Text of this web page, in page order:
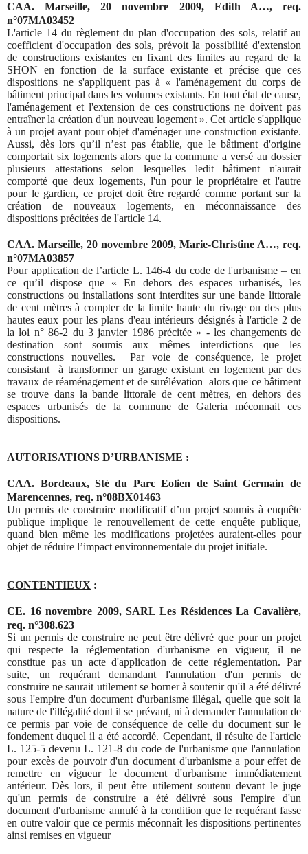
CAA. Marseille, 20 novembre 2009, Edith A…, req.
n°07MA03452
L'article 14 du règlement du plan d'occupation des sols, relatif au
coefficient d'occupation des sols, prévoit la possibilité d'extension
de constructions existantes en fixant des limites au regard de la
SHON en fonction de la surface existante et précise que ces
dispositions ne s'appliquent pas à « l'aménagement du corps de
bâtiment principal dans les volumes existants. En tout état de cause,
l'aménagement et l'extension de ces constructions ne doivent pas
entraîner la création d'un nouveau logement ». Cet article s'applique
à un projet ayant pour objet d'aménager une construction existante.
Aussi, dès lors qu’il n’est pas établie, que le bâtiment d'origine
comportait six logements alors que la commune a versé au dossier
plusieurs attestations selon lesquelles ledit bâtiment n'aurait
comporté que deux logements, l'un pour le propriétaire et l'autre
pour le gardien, ce projet doit être regardé comme portant sur la
création de nouveaux logements, en méconnaissance des
dispositions précitées de l'article 14.
CAA. Marseille, 20 novembre 2009, Marie-Christine A…, req.
n°07MA03857
Pour application de l’article L. 146-4 du code de l'urbanisme – en
ce qu’il dispose que « En dehors des espaces urbanisés, les
constructions ou installations sont interdites sur une bande littorale
de cent mètres à compter de la limite haute du rivage ou des plus
hautes eaux pour les plans d'eau intérieurs désignés à l'article 2 de
la loi n° 86-2 du 3 janvier 1986 précitée » - les changements de
destination sont soumis aux mêmes interdictions que les
constructions nouvelles. Par voie de conséquence, le projet
consistant à transformer un garage existant en logement par des
travaux de réaménagement et de surélévation alors que ce bâtiment
se trouve dans la bande littorale de cent mètres, en dehors des
espaces urbanisés de la commune de Galeria méconnait ces
dispositions.
AUTORISATIONS D’URBANISME :
CAA. Bordeaux, Sté du Parc Eolien de Saint Germain de
Marencennes, req. n°08BX01463
Un permis de construire modificatif d’un projet soumis à enquête
publique implique le renouvellement de cette enquête publique,
quand bien même les modifications projetées auraient-elles pour
objet de réduire l’impact environnementale du projet initiale.
CONTENTIEUX :
CE. 16 novembre 2009, SARL Les Résidences La Cavalière,
req. n°308.623
Si un permis de construire ne peut être délivré que pour un projet
qui respecte la réglementation d'urbanisme en vigueur, il ne
constitue pas un acte d'application de cette réglementation. Par
suite, un requérant demandant l'annulation d'un permis de
construire ne saurait utilement se borner à soutenir qu'il a été délivré
sous l'empire d'un document d'urbanismeillégal, quelle que soit la
nature de l'illégalité dont il se prévaut, ni à demander l'annulation de
ce permis par voie de conséquence de celle du document sur le
fondement duquel il a été accordé. Cependant, il résulte de l'article
L. 125-5 devenu L. 121-8 du code de l'urbanismeque l'annulation
pour excès de pouvoir d'un document d'urbanismea pour effet de
remettre en vigueur le document d'urbanisme immédiatement
antérieur. Dès lors, il peut être utilement soutenu devant le juge
qu'un permis de construire a été délivré sous l'empire d'un
document d'urbanisme annulé à la condition que le requérant fasse
en outre valoir que ce permis méconnaît les dispositions pertinentes
ainsi remises en vigueur